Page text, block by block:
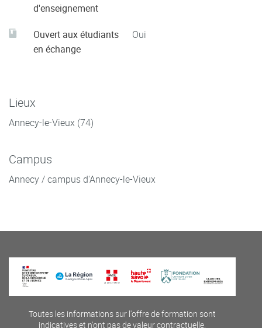
d'enseignement
Ouvert aux étudiants
en échange
Oui
Lieux
Annecy-le-Vieux (74)
Campus
Annecy / campus d'Annecy-le-Vieux
Toutes les informations sur l'offre de formation sont
indicatives et n'ont pas de valeur contractuelle.